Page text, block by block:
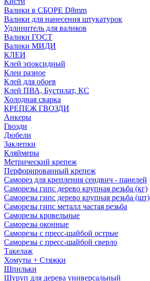
Валики в СБОРЕ D8mm
Валики для нанесения штукатурок
Удлинитель для валиков
Валики ГОСТ
Валики МИДИ
КЛЕИ
Клей эпоксидный
Клеи разное
Клей для обоев
Клей ПВА, Бустилат, КС
Холодная сварка
КРЕПЕЖ ГВОЗДИ
Анкеры
Гвозди
Дюбели
Заклепки
Кляймеры
Метрический крепеж
Перфорированный крепеж
Саморез для крепления сендвич - панелей
Саморезы гипс дерево крупная резьба (кг)
Саморезы гипс дерево крупная резьба (шт)
Саморезы гипс металл частая резьба
Саморезы кровельные
Саморезы оконные
Саморезы с пресс-шайбой острые
Саморезы с пресс-шайбой сверло
Такелаж
Хомуты + Стяжки
Шпильки
Шуруп для дерева универсальный